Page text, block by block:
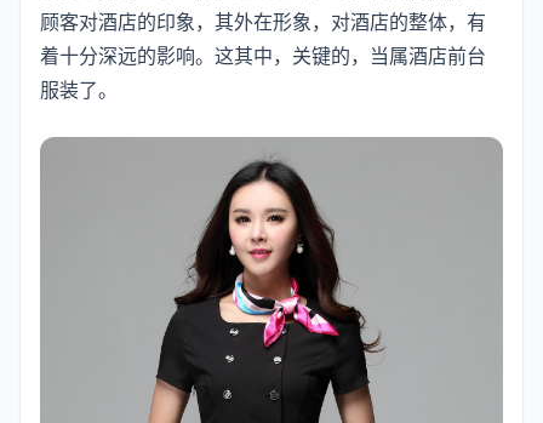
顾客对酒店的印象，其外在形象，对酒店的整体，有
着十分深远的影响。这其中，关键的，当属酒店前台
服装了。